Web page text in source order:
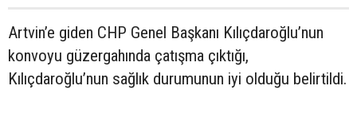
Artvin’e giden CHP Genel Başkanı Kılıçdaroğlu’nun
konvoyu güzergahında çatışma çıktığı,
Kılıçdaroğlu’nun sağlık durumunun iyi olduğu belirtildi.